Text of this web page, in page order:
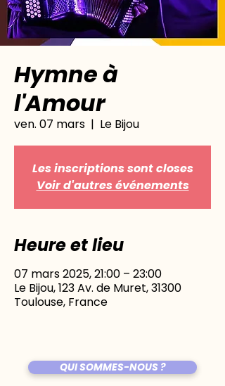
Hymne à
l'Amour
ven. 07 mars
  |
Le Bijou
Les inscriptions sont closes
Voir d'autres événements
Heure et lieu
07 mars 2025, 21:00 – 23:00
Le Bijou, 123 Av. de Muret, 31300
Toulouse, France
QUI SOMMES-NOUS ?